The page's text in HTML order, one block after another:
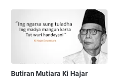
Butiran Mutiara Ki Hajar